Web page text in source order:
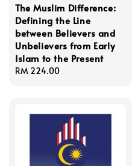
The Muslim Difference:
Defining the Line
between Believers and
Unbelievers from Early
Islam to the Present
Regular
RM 224.00